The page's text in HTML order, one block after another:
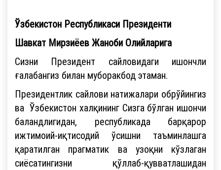
Ўзбекистон Республикаси Президенти
Шавкат Мирзиёев Жаноби Олийларига
Сизни Президент сайловидаги ишончли
ғалабангиз билан муборакбод этаман.
Президентлик сайлови натижалари обрўйингиз
ва Ўзбекистон халқининг Сизга бўлган ишончи
баландлигидан, республикада барқарор
ижтимоий-иқтисодий ўсишни таъминлашга
қаратилган прагматик ва узоқни кўзлаган
сиёсатингизни қўллаб-қувватлашидан